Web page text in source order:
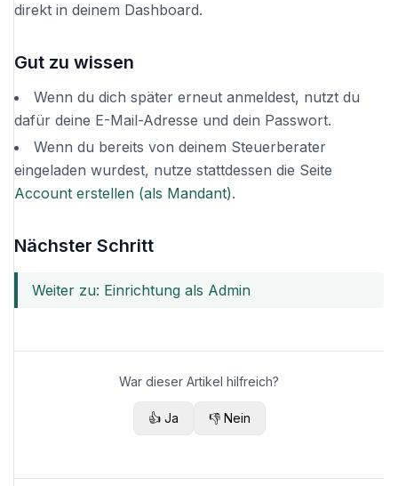
direkt in deinem Dashboard.
Gut zu wissen
Wenn du dich später erneut anmeldest, nutzt du
dafür deine E-Mail-Adresse und dein Passwort.
Wenn du bereits von deinem Steuerberater
eingeladen wurdest, nutze stattdessen die Seite
Account erstellen (als Mandant).
Nächster Schritt
Weiter zu: Einrichtung als Admin
War dieser Artikel hilfreich?
👍 Ja 👎 Nein